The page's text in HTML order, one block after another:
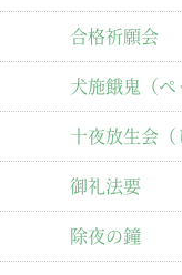
合格祈願会
犬施餓鬼（ペ
十夜放生会（
御礼法要
除夜の鐘